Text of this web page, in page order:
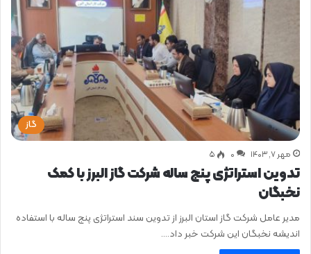
گاز
مهر ۷, ۱۴۰۳ 0 ۵
تدوین استراتژی پنج ساله شرکت گاز البرز با کمک
نخبگان
مدیر عامل شرکت گاز استان البرز از تدوین سند استراتژی پنج ساله با استفاده
اندیشه نخبگان این شرکت خبر داد.…